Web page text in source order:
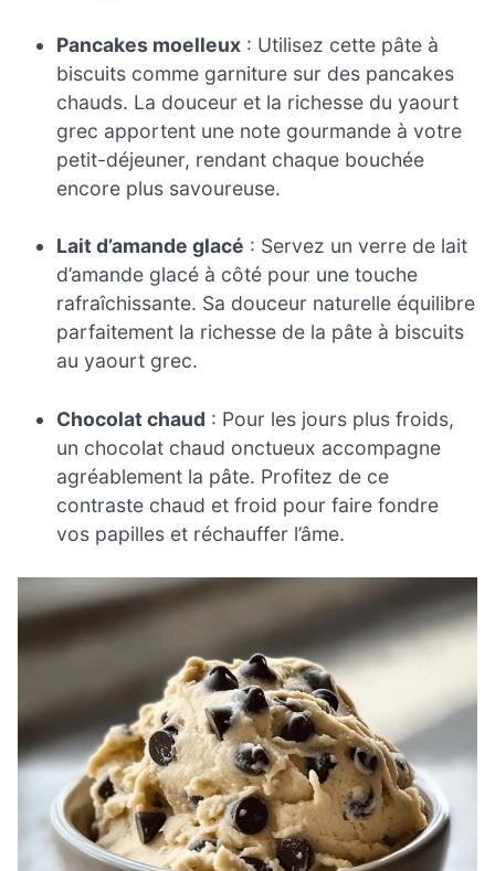
Pancakes moelleux : Utilisez cette pâte à
biscuits comme garniture sur des pancakes
chauds. La douceur et la richesse du yaourt
grec apportent une note gourmande à votre
petit-déjeuner, rendant chaque bouchée
encore plus savoureuse.
Lait d’amande glacé : Servez un verre de lait
d’amande glacé à côté pour une touche
rafraîchissante. Sa douceur naturelle équilibre
parfaitement la richesse de la pâte à biscuits
au yaourt grec.
Chocolat chaud : Pour les jours plus froids,
un chocolat chaud onctueux accompagne
agréablement la pâte. Profitez de ce
contraste chaud et froid pour faire fondre
vos papilles et réchauffer l’âme.